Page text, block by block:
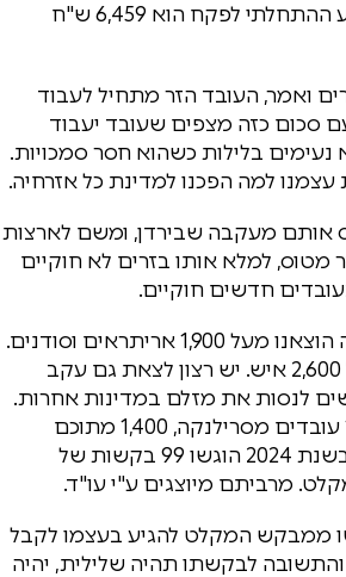
לדבריו, השכר הממוצע ההתחלתי לפקח הוא 6,459 ש"ח
ואמר, העובד הזר מתחיל לעבוד
סכום כזה מצפים שעובד יעבוד
בלילות כשהוא חסר סמכויות.
עצמנו למה הפכנו למדינת כל אזרחיה.
אותם מעקבה שבירדן, ומשם לארצות
מטוס, למלא אותו בזרים לא חוקיים
חדשים חוקיים.
עוד אמר עמרני, השנה הוצאנו מעל 1,900 אריתראים וסודנים.
בשנת 2023 יצאו מעל 2,600 איש. יש רצון לצאת גם עקב
לנסות את מזלם במדינות אחרות.
בארץ שוהים כ-11,000 עובדים מסרילנקה, 1,400 מתוכם
הגישו בקשת מקלט. בשנת 2024 הוגשו 99 בקשות של
מרביתם מיוצגים ע"י עו"ד.
ממבקש המקלט להגיע בעצמו לקבל
לבקשתו תהיה שלילית, יהיה